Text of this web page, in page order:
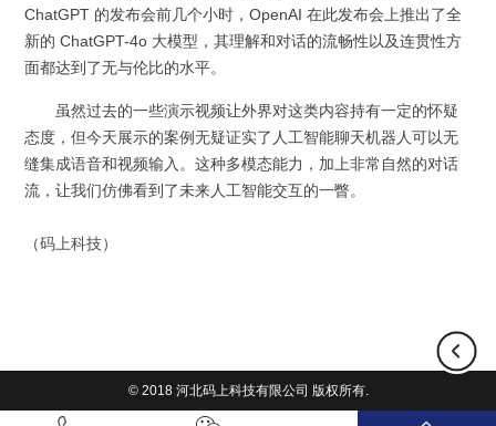
ChatGPT 的发布会前几个小时，OpenAI 在此发布会上推出了全
新的 ChatGPT-4o 大模型，其理解和对话的流畅性以及连贯性方
面都达到了无与伦比的水平。
虽然过去的一些演示视频让外界对这类内容持有一定的怀疑
态度，但今天展示的案例无疑证实了人工智能聊天机器人可以无
缝集成语音和视频输入。这种多模态能力，加上非常自然的对话
流，让我们仿佛看到了未来人工智能交互的一瞥。
（码上科技）
© 2018 河北码上科技有限公司 版权所有.